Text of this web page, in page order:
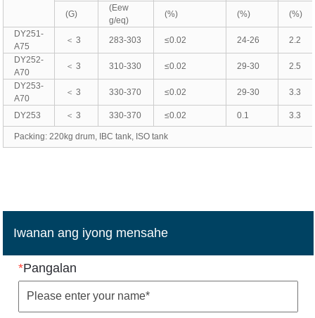
(G)
(Eew
g/eq)
(%) (%)
(%)
DY251-
A75
＜ 3 283-303 ≤0.02 24-26
2.2
DY252-
A70
＜ 3 310-330 ≤0.02 29-30
2.5
DY253-
A70
＜ 3 330-370 ≤0.02 29-30 3.3
DY253 ＜ 3 330-370 ≤0.02 0.1 3.3
Packing: 220kg drum, IBC tank, ISO tank
Iwanan ang iyong mensahe
*Pangalan